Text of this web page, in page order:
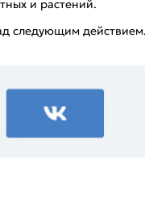
и растений.
следующим